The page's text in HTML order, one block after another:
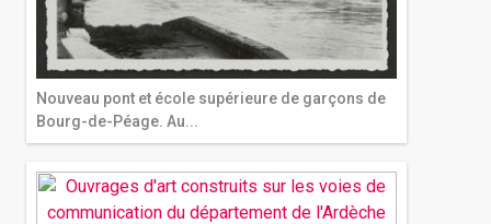
Nouveau pont et école supérieure de garçons de
Bourg-de-Péage. Au...